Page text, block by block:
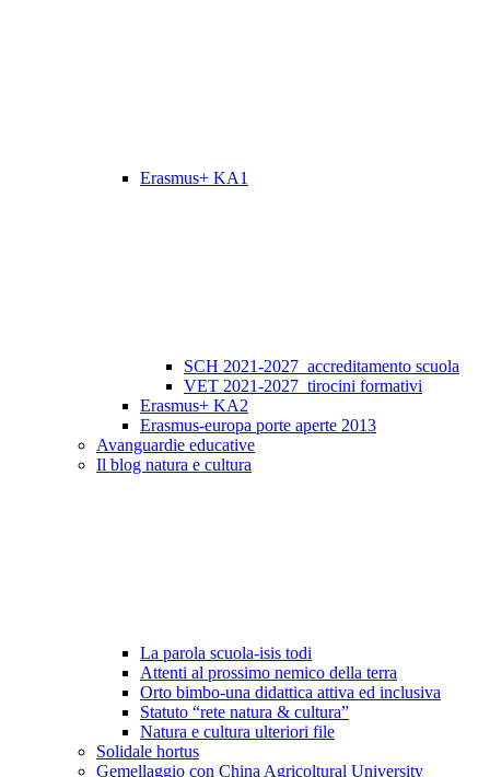
Erasmus+ KA1
SCH 2021-2027_accreditamento scuola
VET 2021-2027_tirocini formativi
Erasmus+ KA2
Erasmus-europa porte aperte 2013
Avanguardie educative
Il blog natura e cultura
La parola scuola-isis todi
Attenti al prossimo nemico della terra
Orto bimbo-una didattica attiva ed inclusiva
Statuto “rete natura & cultura”
Natura e cultura ulteriori file
Solidale hortus
Gemellaggio con China Agricoltural University